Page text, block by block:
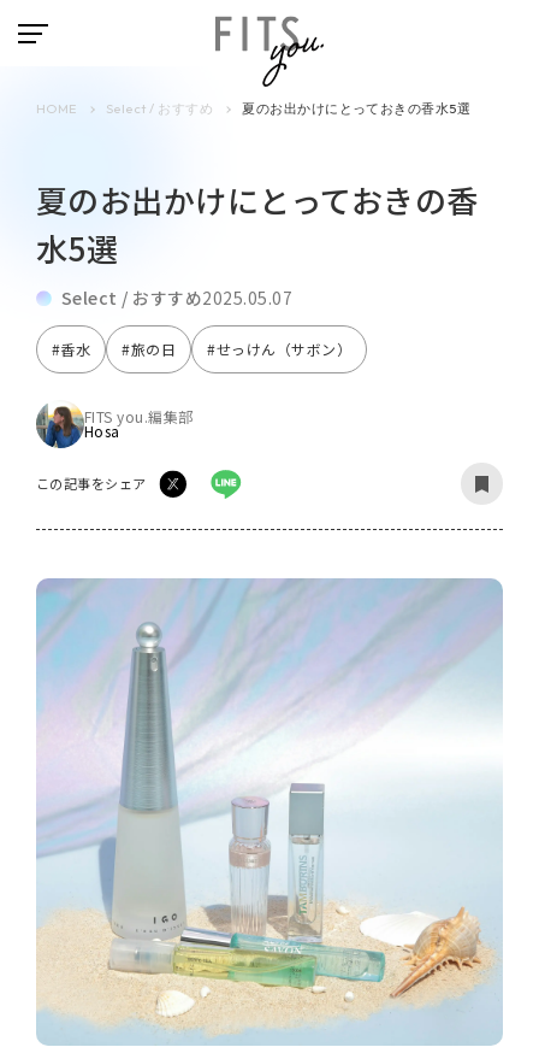
HOME Select / おすすめ 夏のお出かけにとっておきの香水5選
夏のお出かけにとっておきの香
水5選
Select / おすすめ2025.05.07
#香水 #旅の日 #せっけん（サボン）
FITS you.編集部
Hosa
この記事をシェア